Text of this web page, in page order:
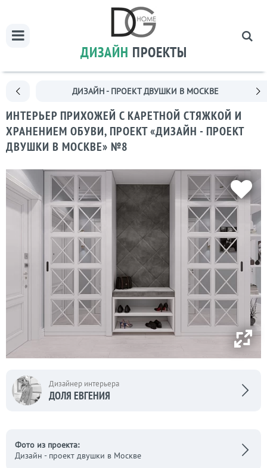
ДИЗАЙН ПРОЕКТЫ
ДИЗАЙН - ПРОЕКТ ДВУШКИ В МОСКВЕ
ИНТЕРЬЕР ПРИХОЖЕЙ С КАРЕТНОЙ СТЯЖКОЙ И
ХРАНЕНИЕМ ОБУВИ, ПРОЕКТ «ДИЗАЙН - ПРОЕКТ
ДВУШКИ В МОСКВЕ» №8
Дизайнер интерьера
ДОЛЯ ЕВГЕНИЯ
Фото из проекта:
Дизайн - проект двушки в Москве